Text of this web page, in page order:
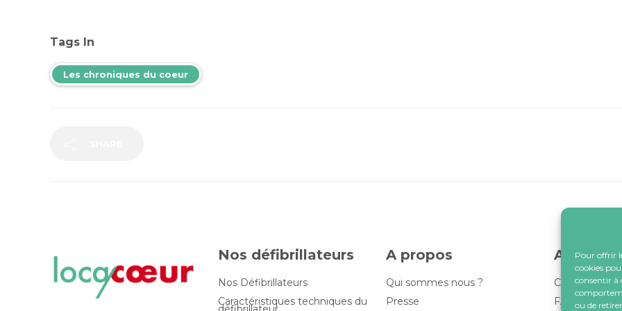
Pour offrir
cookies
consentir à
ou de
Tags In
Les chroniques du coeur
Nos défibrillateurs
Nos Défibrillateurs
Caractéristiques techniques du
A propos
Qui sommes nous ?
Presse
Contactez-
FAQ